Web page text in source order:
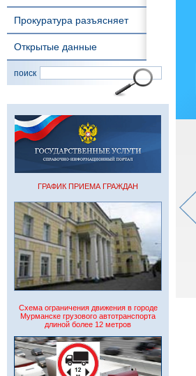
Прокуратура разъясняет
Открытые данные
поиск
ГРАФИК ПРИЕМА ГРАЖДАН
Схема ограничения движения в городе
Мурманске грузового автотранспорта
длиной более 12 метров